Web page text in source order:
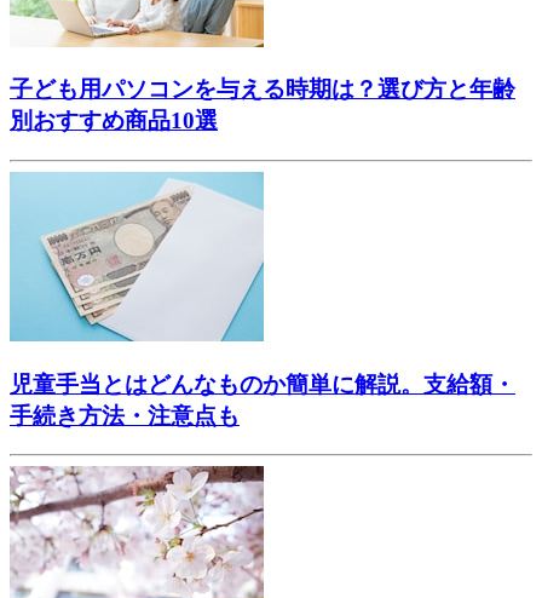
子ども用パソコンを与える時期は？選び方と年齢
別おすすめ商品10選
児童手当とはどんなものか簡単に解説。支給額・
手続き方法・注意点も